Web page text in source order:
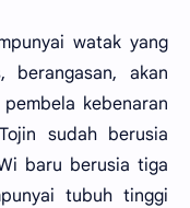
watak yang
berangasan, akan
kebenaran
sudah berusia
baru berusia tiga
tubuh tinggi